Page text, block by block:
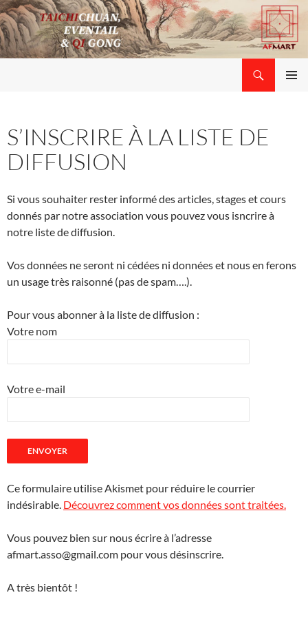
Aller
au
contenu
S’INSCRIRE À LA LISTE DE
DIFFUSION
Si vous souhaiter rester informé des articles, stages et cours
donnés par notre association vous pouvez vous isncrire à
notre liste de diffusion.
Vos données ne seront ni cédées ni données et nous en ferons
un usage très raisonné (pas de spam….).
Pour vous abonner à la liste de diffusion :
Votre nom
Votre e-mail
Ce formulaire utilise Akismet pour réduire le courrier
indésirable. Découvrez comment vos données sont traitées.
Vous pouvez bien sur nous écrire à l’adresse
afmart.asso@gmail.com pour vous désinscrire.
A très bientôt !